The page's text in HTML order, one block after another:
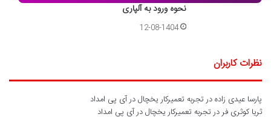
نحوه ورود به آلپاری
12-08-1404
نظرات کاربران
پارسا عیدی زادهدرتجربه تعمیرکار یخچال در آی پی امداد
ثریا کوثری فردرتجربه تعمیرکار یخچال در آی پی امداد